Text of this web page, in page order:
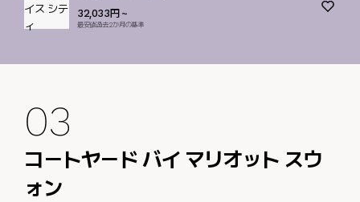
32,033円 ~
最安値過去2か月の基準
03
コートヤード バイ マリオット スウ
ォン